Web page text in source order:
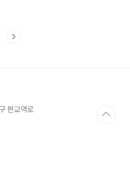
아가 서로 먹겠다고 각축을 벌
있는 곳이 아니다. 가포에는 마지
판교역로